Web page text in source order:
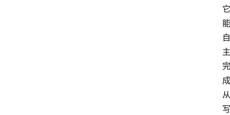
它
能
自
主
完
成
从
写